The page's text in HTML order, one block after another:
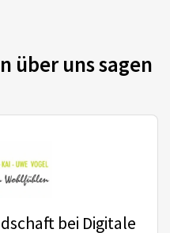
über uns sagen
bei Digitale